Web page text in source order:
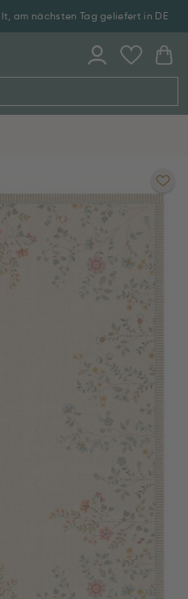
am nächsten Tag geliefert in DE